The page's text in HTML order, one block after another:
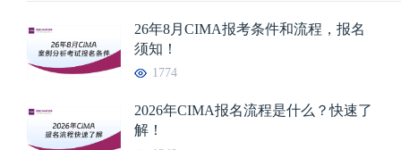
26年8月CIMA报考条件和流程，报名
须知！
1774
2026年CIMA报名流程是什么？快速了
解！